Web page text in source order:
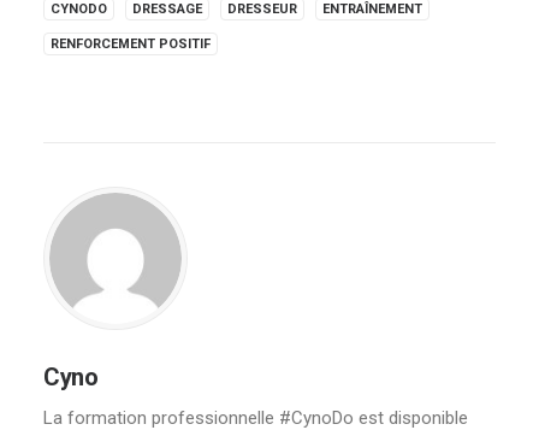
CYNODO DRESSAGE DRESSEUR ENTRAÎNEMENT
RENFORCEMENT POSITIF
Cyno
La formation professionnelle #CynoDo est disponible